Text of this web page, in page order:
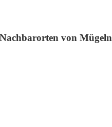
von Mügeln